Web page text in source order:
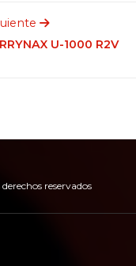
U-1000 R2V
reservados